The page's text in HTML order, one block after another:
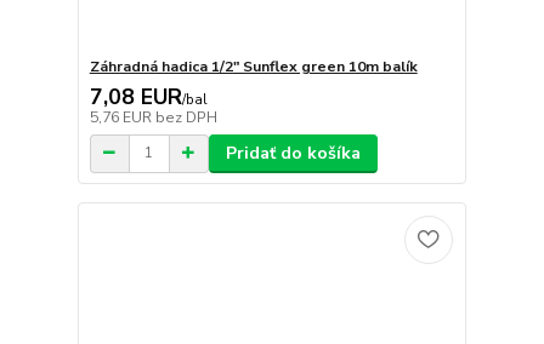
Záhradná hadica 1/2" Sunflex green 10m balík
7,08 EUR/bal
5,76 EUR bez DPH
Pridať do košíka